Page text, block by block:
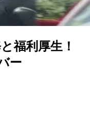
福利厚生！
ー